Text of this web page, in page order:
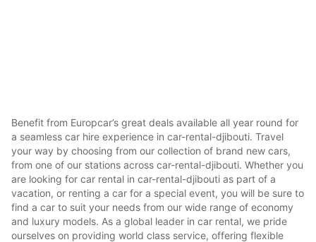
Benefit from Europcar’s great deals available all year round for
a seamless car hire experience in car-rental-djibouti. Travel
your way by choosing from our collection of brand new cars,
from one of our stations across car-rental-djibouti. Whether you
are looking for car rental in car-rental-djibouti as part of a
vacation, or renting a car for a special event, you will be sure to
find a car to suit your needs from our wide range of economy
and luxury models. As a global leader in car rental, we pride
ourselves on providing world class service, offering flexible